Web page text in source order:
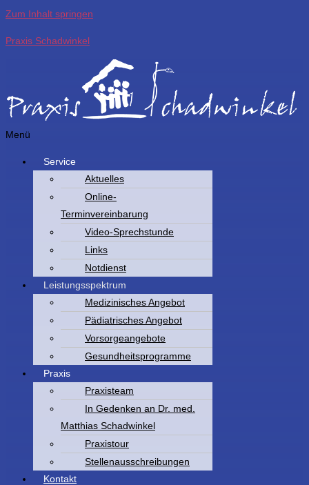
Zum Inhalt springen
Praxis Schadwinkel
Menü
Service
Aktuelles
Online-
Terminvereinbarung
Video-Sprechstunde
Links
Notdienst
Leistungsspektrum
Medizinisches Angebot
Pädiatrisches Angebot
Vorsorgeangebote
Gesundheitsprogramme
Praxis
Praxisteam
In Gedenken an Dr. med.
Matthias Schadwinkel
Praxistour
Stellenausschreibungen
Kontakt